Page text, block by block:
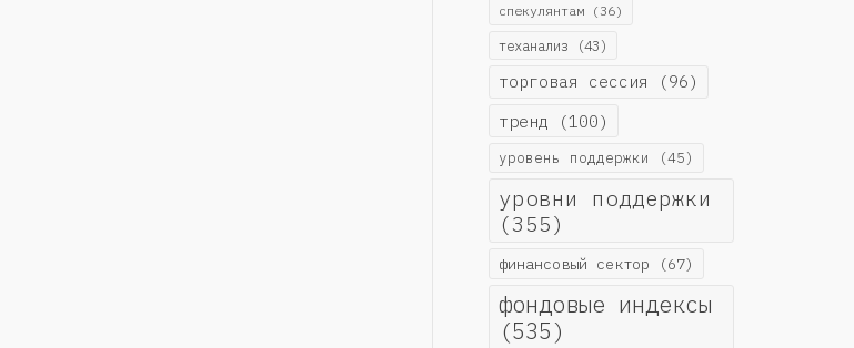
спекулянтам(36)
теханализ (43)
торговая сессия (96)
тренд (100)
уровень поддержки (45)
уровни поддержки
(355)
финансовый сектор (67)
фондовые индексы
(535)